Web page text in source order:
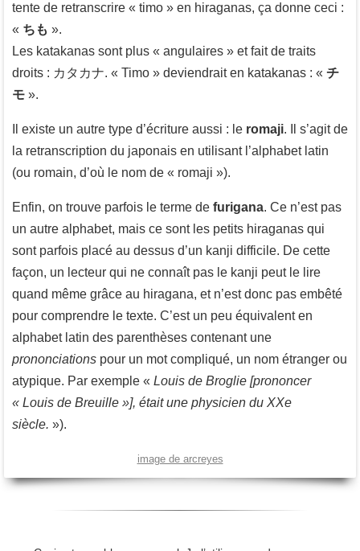
tente de retranscrire « timo » en hiraganas, ça donne ceci :
« ちも ».
Les katakanas sont plus « angulaires » et fait de traits
droits : カタカナ. « Timo » deviendrait en katakanas : « チ
モ ».
Il existe un autre type d’écriture aussi : le romaji. Il s’agit de
la retranscription du japonais en utilisant l’alphabet latin
(ou romain, d’où le nom de « romaji »).
Enfin, on trouve parfois le terme de furigana. Ce n’est pas
un autre alphabet, mais ce sont les petits hiraganas qui
sont parfois placé au dessus d’un kanji difficile. De cette
façon, un lecteur qui ne connaît pas le kanji peut le lire
quand même grâce au hiragana, et n’est donc pas embêté
pour comprendre le texte. C’est un peu équivalent en
alphabet latin des parenthèses contenant une
prononciations pour un mot compliqué, un nom étranger ou
atypique. Par exemple « Louis de Broglie [prononcer
« Louis de Breuille »], était une physicien du XXe
siècle. »).
image de arcreyes